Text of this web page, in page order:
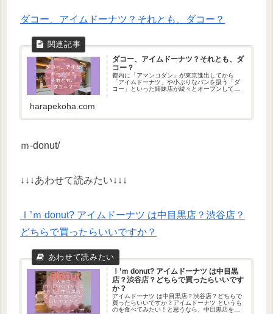
ダコー、アイムドーナツ？それとも、ダコー？
ダコー、アイムドーナツ？それとも、ダ
コー？
都内に「アマンコダン」が東京進出してから
「アイムドーナツ」や小ぶりなパンを扱う「ダ
コー」といった姉妹店が続々とオープンしてい
harapekoha.com
ｍ-donut/
↓↓↓あわせて読みたい↓↓↓
Ⅰ’ｍ donut? アイムドーナツ は中目黒店？渋谷店？
どちらで買ったらいいですか？
Ⅰ’ｍ donut? アイムドーナツ は中目黒
店？渋谷店？どちらで買ったらいいです
か？
アイムドーナツ は中目黒店？渋谷店？どちらで
買ったらいいですか？アイムドーナツ というも
のを食べてみたい！と思うなら、中目黒店を選